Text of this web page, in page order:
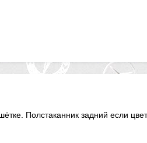
Полстаканник задний если